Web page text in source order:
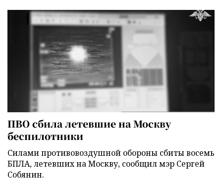
ПВО сбила летевшие на Москву
беспилотники
Силами противовоздушной обороны сбиты восемь
БПЛА, летевших на Москву, сообщил мэр Сергей
Собянин.